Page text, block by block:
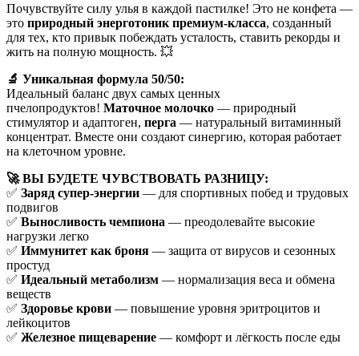
Почувствуйте силу улья в каждой пастилке! Это не конфета —
это природный энерготоник премиум-класса, созданный
для тех, кто привык побеждать усталость, ставить рекорды и
жить на полную мощность. 💥
🔬 Уникальная формула 50/50:
Идеальный баланс двух самых ценных
пчелопродуктов! Маточное молочко — природный
стимулятор и адаптоген, перга — натуральный витаминный
концентрат. Вместе они создают синергию, которая работает
на клеточном уровне.
🚀 ВЫ БУДЕТЕ ЧУВСТВОВАТЬ РАЗНИЦУ:
✅ Заряд супер-энергии — для спортивных побед и трудовых
подвигов
✅ Выносливость чемпиона — преодолевайте высокие
нагрузки легко
✅ Иммунитет как броня — защита от вирусов и сезонных
простуд
✅ Идеальный метаболизм — нормализация веса и обмена
веществ
✅ Здоровье крови — повышение уровня эритроцитов и
лейкоцитов
✅ Железное пищеварение — комфорт и лёгкость после еды